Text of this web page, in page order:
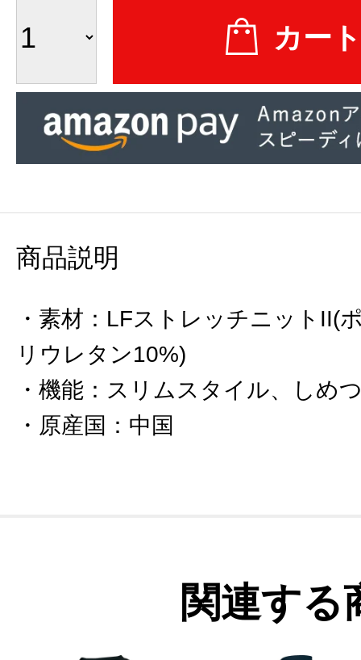
商品説明
素材 ： LFストレッチニットII(
リウレタン10%)
機能 ： スリムスタイル、しめ
原産国 ： 中国
関連する